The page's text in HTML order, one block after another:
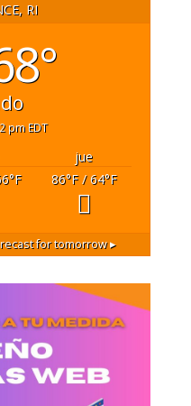
RI
pm EDT
jue
°F 86°F/ 64°F
for tomorrow ▸